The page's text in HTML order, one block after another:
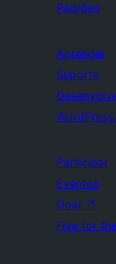
Padrões
Aprender
Suporte
Participar
Eventos
Doar ↗
Five for